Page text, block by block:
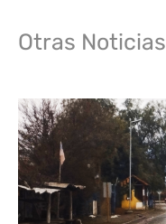
Otras Noticias